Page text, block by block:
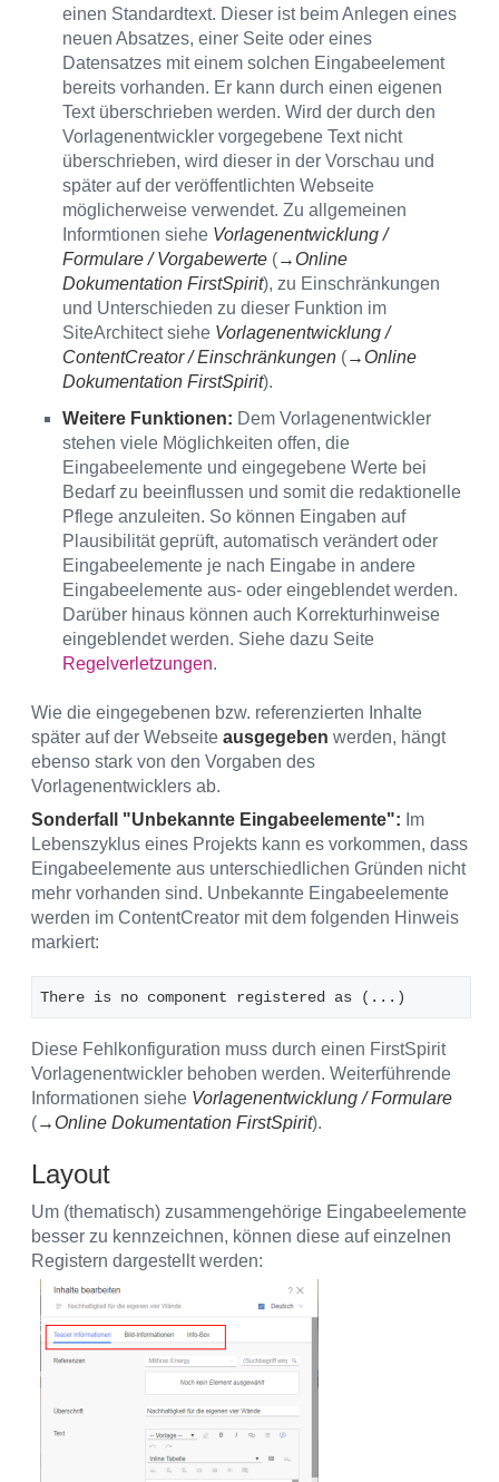
einen Standardtext. Dieser ist beim Anlegen eines
neuen Absatzes, einer Seite oder eines
Datensatzes mit einem solchen Eingabeelement
bereits vorhanden. Er kann durch einen eigenen
Text überschrieben werden. Wird der durch den
Vorlagenentwickler vorgegebene Text nicht
überschrieben, wird dieser in der Vorschau und
später auf der veröffentlichten Webseite
möglicherweise verwendet. Zu allgemeinen
Informtionen siehe Vorlagenentwicklung /
Formulare / Vorgabewerte (→Online
Dokumentation FirstSpirit), zu Einschränkungen
und Unterschieden zu dieser Funktion im
SiteArchitect siehe Vorlagenentwicklung /
ContentCreator / Einschränkungen (→Online
Dokumentation FirstSpirit).
Weitere Funktionen: Dem Vorlagenentwickler
stehen viele Möglichkeiten offen, die
Eingabeelemente und eingegebene Werte bei
Bedarf zu beeinflussen und somit die redaktionelle
Pflege anzuleiten. So können Eingaben auf
Plausibilität geprüft, automatisch verändert oder
Eingabeelemente je nach Eingabe in andere
Eingabeelemente aus- oder eingeblendet werden.
Darüber hinaus können auch Korrekturhinweise
eingeblendet werden. Siehe dazu Seite
Regelverletzungen.
Wie die eingegebenen bzw. referenzierten Inhalte
später auf der Webseite ausgegeben werden, hängt
ebenso stark von den Vorgaben des
Vorlagenentwicklers ab.
Sonderfall "Unbekannte Eingabeelemente": Im
Lebenszyklus eines Projekts kann es vorkommen, dass
Eingabeelemente aus unterschiedlichen Gründen nicht
mehr vorhanden sind. Unbekannte Eingabeelemente
werden im ContentCreator mit dem folgenden Hinweis
markiert:
There is no component registered as (...)
Diese Fehlkonfiguration muss durch einen FirstSpirit
Vorlagenentwickler behoben werden. Weiterführende
Informationen siehe Vorlagenentwicklung / Formulare
(→Online Dokumentation FirstSpirit).
Layout
Um (thematisch) zusammengehörige Eingabeelemente
besser zu kennzeichnen, können diese auf einzelnen
Registern dargestellt werden: